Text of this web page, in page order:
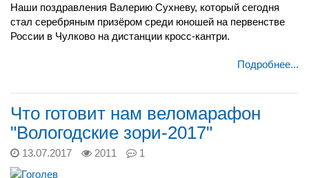
Наши поздравления Валерию Сухневу, который сегодня
стал серебряным призёром среди юношей на первенстве
России в Чулково на дистанции кросс-кантри.
Подробнее...
Что готовит нам веломарафон
"Вологодские зори-2017"
13.07.2017 2011 1